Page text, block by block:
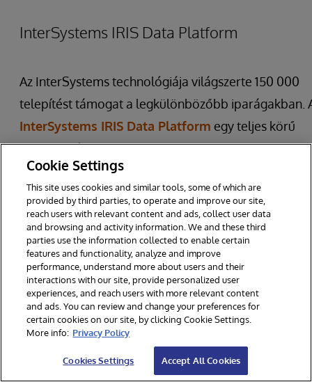
InterSystems IRIS Data Platform
Az InterSystems technológiája világszerte 150 000
telepítést támogat a legkülönbözőbb iparágakban.
InterSystems IRIS Data Platform egy teljes körű
adatkezelési szoftverplatform, amely kifejezetten a
valós idejű, adatvezérelt alkalmazások
felgyorsítására és egyszerűsítésére készült. Az
InterSystems IRIS lehetővé teszi a fejlesztők
hogy kifinomult analitikát - beleértve az üzleti
intelligenciát, az AI-t, az ML-t, a természetes nyelvi
feldolgozást és a prediktív analitikát - építsenek be a
valós idejű, kritikus üzleti folyamatokba. A
nagy teljesítményű tranzakciós-analitikus adatbázis-
motor egyidejűleg támogatja az operatív és
munkaterhelést nagyon nagy méretben.
Cookie Settings
This site uses cookies and similar tools, some of which are
provided by third parties, to operate and improve our site,
reach users with relevant content and ads, collect user data
and browsing and activity information. We and these third
parties use the information collected to enable certain
features and functionality, analyze and improve
performance, understand more about users and their
interactions with our site, provide personalized user
experiences, and reach users with more relevant content
and ads. You can review and change your preferences for
certain cookies on our site, by clicking Cookie Settings.
More info: Privacy Policy
Cookies Settings Accept All Cookies